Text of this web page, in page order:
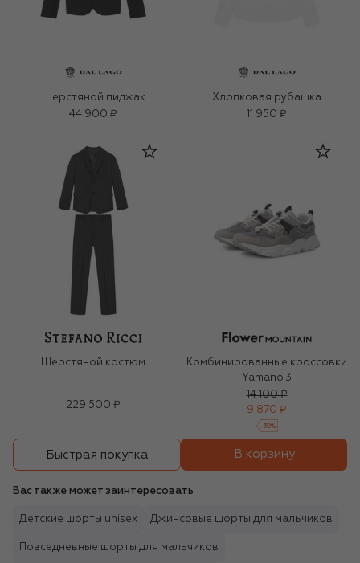
Шерстяной пиджак
44 900 ₽
Хлопковая рубашка
11 950 ₽
Шерстяной костюм
229 500 ₽
Комбинированные кроссовки
Yamano 3
14 100 ₽
9 870 ₽
-30%
Быстрая покупка В корзину
Вас также может заинтересовать
Детские шорты unisex Джинсовые шорты для мальчиков
Повседневные шорты для мальчиков